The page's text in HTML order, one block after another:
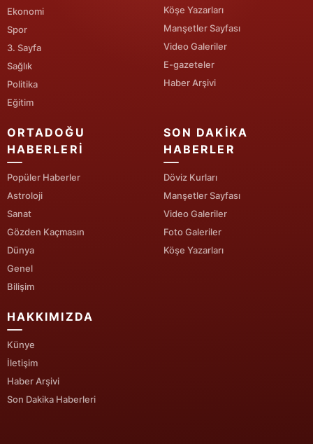
Batman
Şırnak
Bartın
Iğdır
Yalova
Kilis
Osmaniye
Ekonomi
Spor
3. Sayfa
Sağlık
Politika
Eğitim
Köşe Yazarları
Manşetler Sayfası
Video Galeriler
E-gazeteler
Haber Arşivi
ORTADOĞU
HABERLERI
Popüler Haberler
Astroloji
Sanat
Gözden Kaçmasın
Dünya
Genel
Bilişim
SON DAKIKA
HABERLER
Döviz Kurları
Manşetler Sayfası
Video Galeriler
Foto Galeriler
Köşe Yazarları
HAKKIMIZDA
Künye
İletişim
Haber Arşivi
Son Dakika Haberleri